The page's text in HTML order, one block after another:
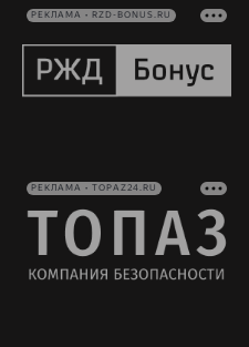
РЕКЛАМА • RZD-BONUS.RU
РЕКЛАМА • TOPAZ24.RU